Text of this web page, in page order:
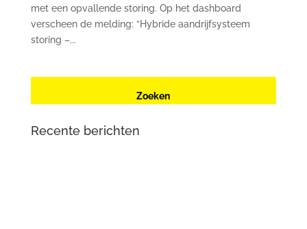
met een opvallende storing. Op het dashboard
verscheen de melding: “Hybride aandrijfsysteem
storing –...
Recente berichten